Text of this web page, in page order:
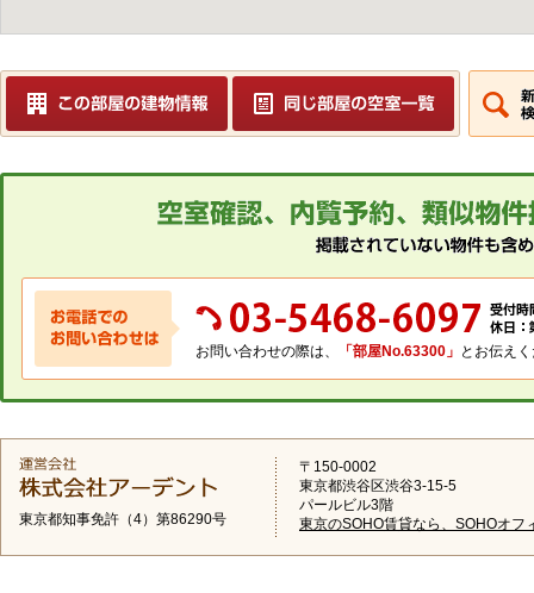
お問い合わせの際は、 「部屋No.63300」 とお伝え
東京都知事免許（4）第86290号
〒150-0002
東京都渋谷区渋谷3-15-5
パールビル3階
東京のSOHO賃貸なら、SOHOオフ